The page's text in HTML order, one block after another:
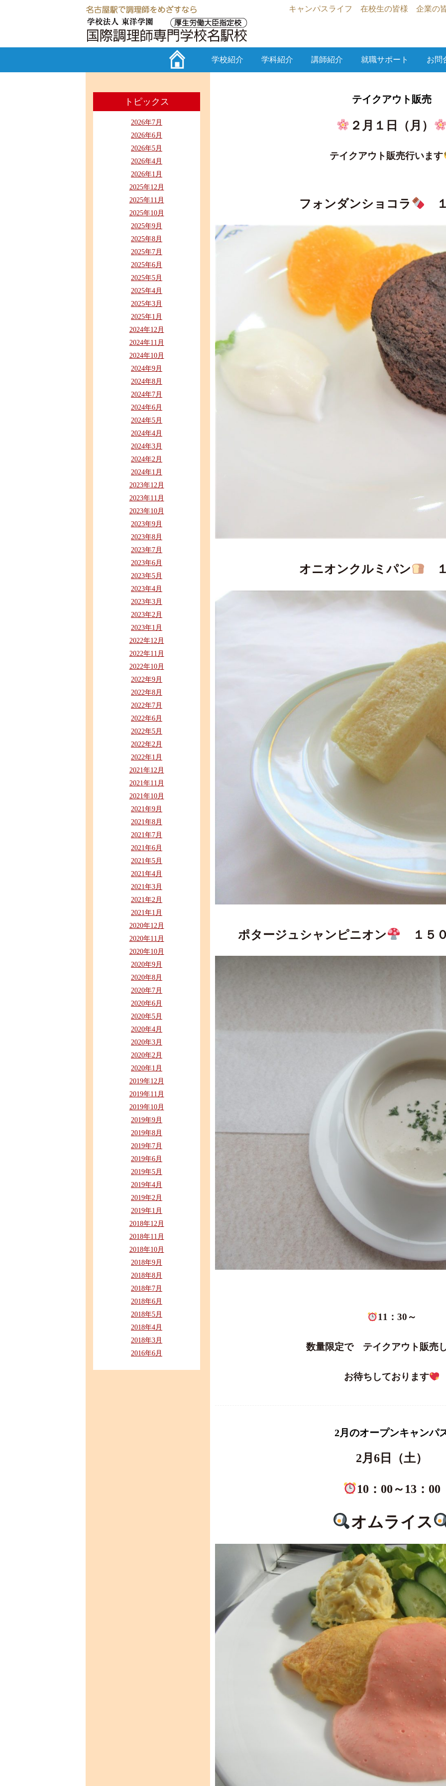
キャンパスライフ 在校生の皆様 企業の
学校紹介 学科紹介 講師紹介 就職サポート お問
トピックス
2026年7月
2026年6月
2026年5月
2026年4月
2026年1月
2025年12月
2025年11月
2025年10月
2025年9月
2025年8月
2025年7月
2025年6月
2025年5月
2025年4月
2025年3月
2025年1月
2024年12月
2024年11月
2024年10月
2024年9月
2024年8月
2024年7月
2024年6月
2024年5月
2024年4月
2024年3月
2024年2月
2024年1月
2023年12月
2023年11月
2023年10月
2023年9月
2023年8月
2023年7月
2023年6月
2023年5月
2023年4月
2023年3月
2023年2月
2023年1月
2022年12月
2022年11月
2022年10月
2022年9月
2022年8月
2022年7月
2022年6月
2022年5月
2022年2月
2022年1月
2021年12月
2021年11月
2021年10月
2021年9月
2021年8月
2021年7月
2021年6月
2021年5月
2021年4月
2021年3月
2021年2月
2021年1月
2020年12月
2020年11月
2020年10月
2020年9月
2020年8月
2020年7月
2020年6月
2020年5月
2020年4月
2020年3月
2020年2月
2020年1月
2019年12月
2019年11月
2019年10月
2019年9月
2019年8月
2019年7月
2019年6月
2019年5月
2019年4月
2019年2月
2019年1月
2018年12月
2018年11月
2018年10月
2018年9月
2018年8月
2018年7月
2018年6月
2018年5月
2018年4月
2018年3月
2016年6月
テイクアウト販売
２月１日（月）
テイクアウト販売行います
フォンダンショコラ
オニオンクルミパン
ポタージュシャンピニオン １５
11：30～
数量限定で テイクアウト販売
お待ちしております
2月のオープンキャンパ
2月6日（土）
10：00～13：00
オムライス